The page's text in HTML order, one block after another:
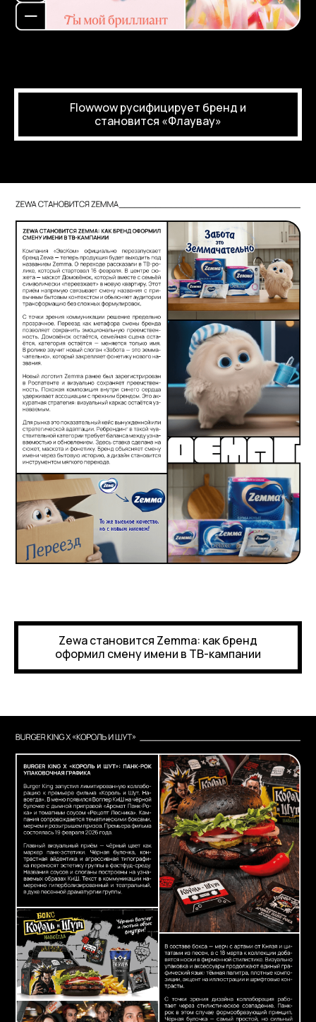
Flowwow русифицирует бренд и
становится «Флаувау»
Zewa становится Zemma: как бренд
оформил смену имени в ТВ-кампании